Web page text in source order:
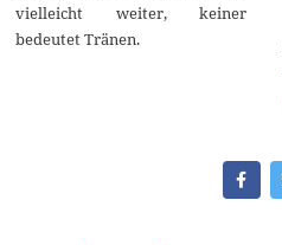
vielleicht weiter, keiner
bedeutet Tränen.